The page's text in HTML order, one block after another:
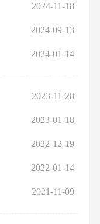
2024-11-18
2024-09-13
2024-01-14
2023-11-28
2023-01-18
2022-12-19
2022-01-14
2021-11-09